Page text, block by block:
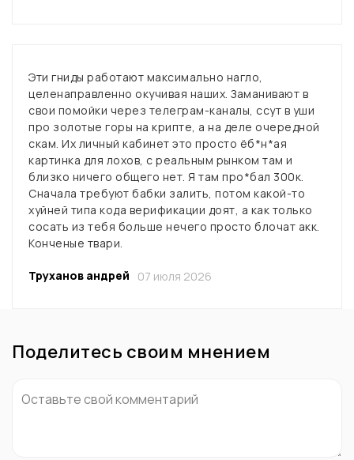
Эти гниды работают максимально нагло,
целенаправленно окучивая наших. Заманивают в
свои помойки через телеграм-каналы, ссут в уши
про золотые горы на крипте, а на деле очередной
скам. Их личный кабинет это просто ёб*н*ая
картинка для лохов, с реальным рынком там и
близко ничего общего нет. Я там про*бал 300к.
Сначала требуют бабки залить, потом какой-то
хуйней типа кода верификации доят, а как только
сосать из тебя больше нечего просто блочат акк.
Конченые твари.
Труханов андрей 07 июля 2026
Поделитесь своим мнением